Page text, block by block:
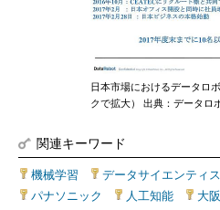
日本市場におけるデータロ
クで拡大） 出典：データロ
関連キーワード
機械学習 データサイエンティ
パナソニック
人工知能 大